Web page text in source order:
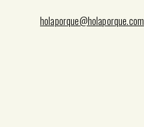
holaporque@holaporque.com